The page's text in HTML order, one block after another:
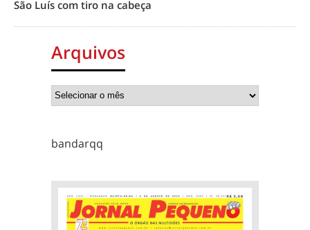
São Luís com tiro na cabeça
Arquivos
bandarqq